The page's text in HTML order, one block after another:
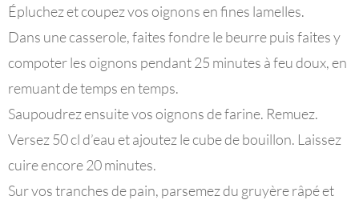
Épluchez et coupez vos oignons en fines lamelles.
Dans une casserole, faites fondre le beurre puis faites y
compoter les oignons pendant 25 minutes à feu doux, en
remuant de temps en temps.
Saupoudrez ensuite vos oignons de farine. Remuez.
Versez 50 cl d’eau et ajoutez le cube de bouillon. Laissez
cuire encore 20 minutes.
Sur vos tranches de pain, parsemez du gruyère râpé et